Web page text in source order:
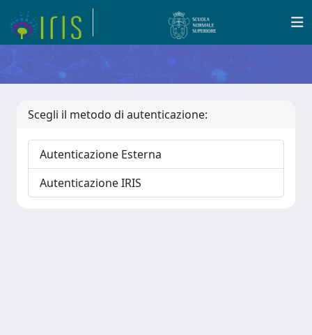
Scegli il metodo di autenticazione:
Autenticazione Esterna
Autenticazione IRIS